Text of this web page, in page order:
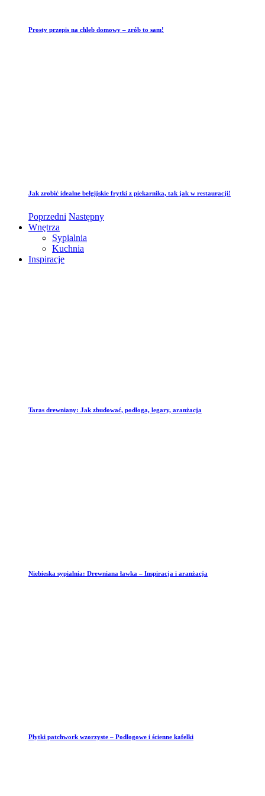
Prosty przepis na chleb domowy – zrób to sam!
Jak zrobić idealne belgijskie frytki z piekarnika, tak jak w restauracji!
Poprzedni Następny
Wnętrza
Sypialnia
Kuchnia
Inspiracje
Taras drewniany: Jak zbudować, podłoga, legary, aranżacja
Niebieska sypialnia: Drewniana ławka – Inspiracja i aranżacja
Płytki patchwork wzorzyste – Podłogowe i ścienne kafelki